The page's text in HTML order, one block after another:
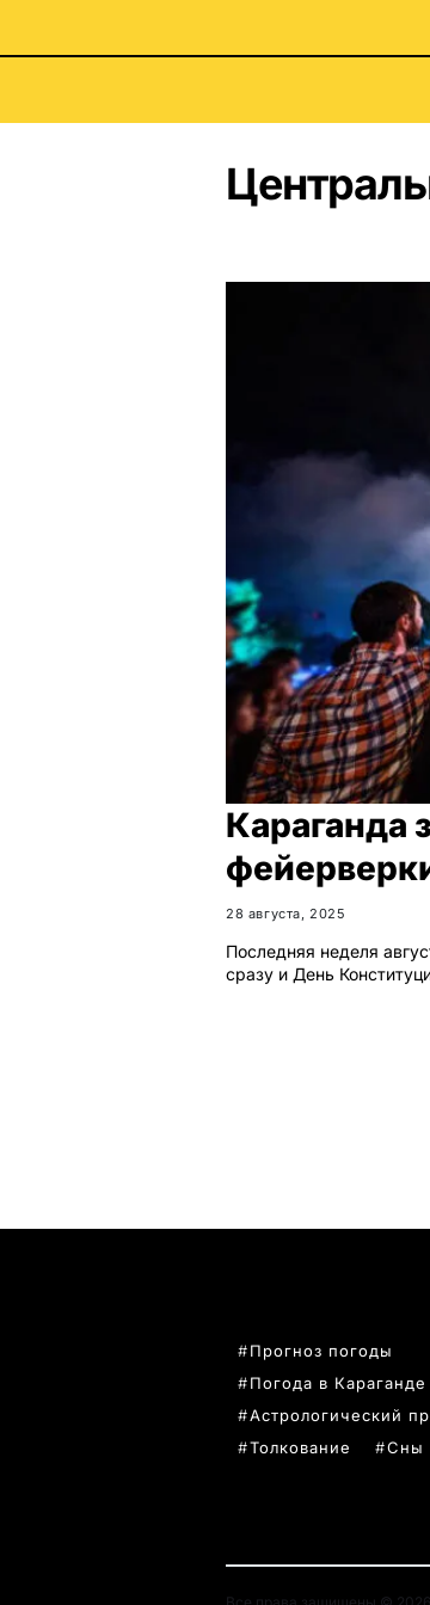
Караганда
28 августа, 2025
Последняя неделя
сразу и День
Прогноз погоды
Погода в Караганде
Астрологический
Толкование
Сны
Все права защищены © 2026